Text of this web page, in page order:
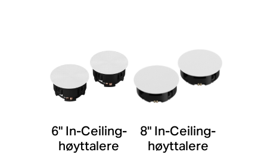
6" In-Ceiling-
høyttalere
8" In-Ceiling-
høyttalere